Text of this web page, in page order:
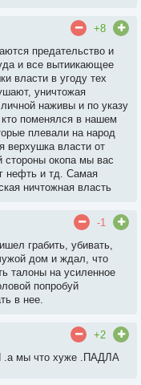
+8
предательство и
и все вытиикающее
власти в угоду тех
уничтожая
наживы и по указу
поменялся в нашем
плевали на народ
верхушка власти от
стороны окопа мы вас
нефть и тд. Самая
ничтожная власть
-1
грабить, убивать,
дом и ждал, что
талоны на усиленное
попробуй
в нее.
+2
.а мы что хуже .ПАДЛА